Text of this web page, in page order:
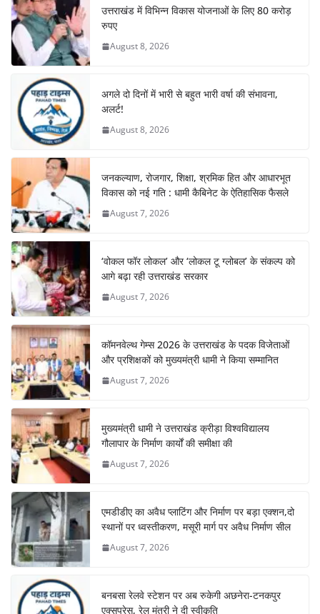
उत्तराखंड में विभिन्न विकास योजनाओं के लिए 80 करोड़
रुपए
August 8, 2026
अगले दो दिनों में भारी से बहुत भारी वर्षा की संभावना,
अलर्ट!
August 8, 2026
जनकल्याण, रोजगार, शिक्षा, श्रमिक हित और आधारभूत
विकास को नई गति : धामी कैबिनेट के ऐतिहासिक फैसले
August 7, 2026
‘वोकल फॉर लोकल’ और ‘लोकल टू ग्लोबल’ के संकल्प को
आगे बढ़ा रही उत्तराखंड सरकार
August 7, 2026
कॉमनवेल्थ गेम्स 2026 के उत्तराखंड के पदक विजेताओं
और प्रशिक्षकों को मुख्यमंत्री धामी ने किया सम्मानित
August 7, 2026
मुख्यमंत्री धामी ने उत्तराखंड क्रीड़ा विश्वविद्यालय
गौलापार के निर्माण कार्यों की समीक्षा की
August 7, 2026
एमडीडीए का अवैध प्लाटिंग और निर्माण पर बड़ा एक्शन,दो
स्थानों पर ध्वस्तीकरण, मसूरी मार्ग पर अवैध निर्माण सील
August 7, 2026
बनबसा रेलवे स्टेशन पर अब रुकेगी अछनेरा-टनकपुर
एक्सप्रेस, रेल मंत्री ने दी स्वीकृति